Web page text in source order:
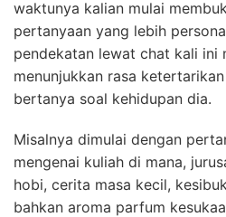
waktunya kalian mulai
pertanyaan yang lebih
pendekatan lewat chat kali ini
menunjukkan rasa
bertanya soal kehidupan dia.
Misalnya dimulai dengan
mengenai kuliah di mana,
hobi, cerita masa kecil,
bahkan aroma parfum